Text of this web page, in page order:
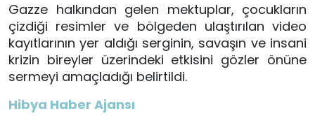
Gazze halkından gelen mektuplar, çocukların
çizdiği resimler ve bölgeden ulaştırılan video
kayıtlarının yer aldığı serginin, savaşın ve insani
krizin bireyler üzerindeki etkisini gözler önüne
sermeyi amaçladığı belirtildi.
Hibya Haber Ajansı